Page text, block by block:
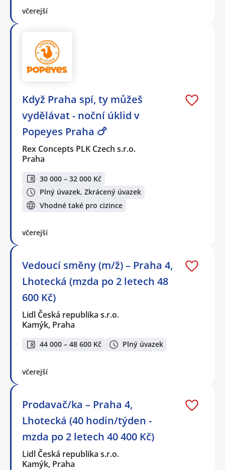
včerejší
Když Praha spí, ty můžeš
vydělávat - noční úklid v
Popeyes Praha 🍗
Rex Concepts PLK Czech s.r.o.
Praha
30 000 – 32 000 Kč
Plný úvazek, Zkrácený úvazek
Vhodné také pro cizince
včerejší
Vedoucí směny (m/ž) – Praha 4,
Lhotecká (mzda po 2 letech 48
600 Kč)
Lidl Česká republika s.r.o.
Kamýk, Praha
44 000 – 48 600 Kč Plný úvazek
včerejší
Prodavač/ka – Praha 4,
Lhotecká (40 hodin/týden -
mzda po 2 letech 40 400 Kč)
Lidl Česká republika s.r.o.
Kamýk, Praha